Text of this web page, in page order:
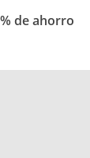
de ahorro